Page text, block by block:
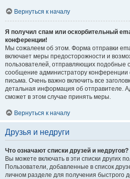
Вернуться к началу
Я получил спам или оскорбительный
конференции!
Мы сожалеем об этом. Форма отправки
включает меры предосторожности и
пользователей, отправляющих подобные
сообщение администратору конференции
письма. Очень важно включить все
детальная информация об отправителе.
сможет в этом случае принять меры.
Вернуться к началу
Друзья и недруги
Что означают списки друзей и недругов?
Вы можете включать в эти списки других
Пользователи, добавленные в список
личном разделе для получения быстрого